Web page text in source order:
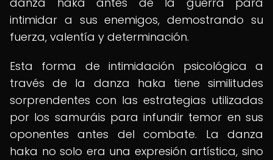
intimidar a sus enemigos, demostrando su
fuerza, valentía y determinación.
Esta forma de intimidación psicológica a
través de la danza haka tiene similitudes
sorprendentes con las estrategias utilizadas
por los samuráis para infundir temor en sus
oponentes antes del combate. La danza
haka no solo era una expresión artística, sino